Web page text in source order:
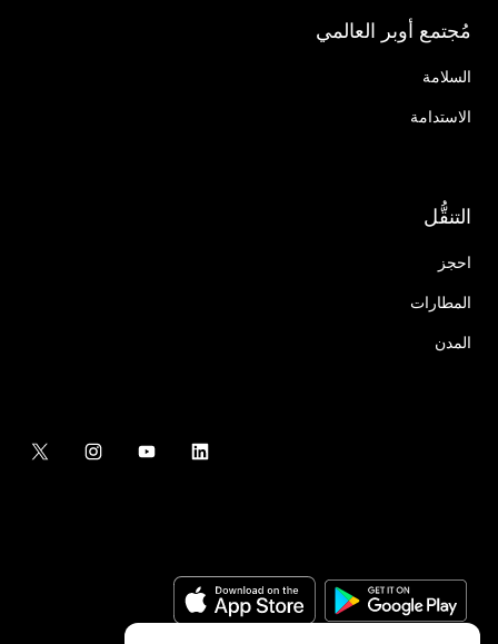
مُجتمع أوبر العالمي
السلامة
الاستدامة
التنقُّل
احجز
المطارات
المدن